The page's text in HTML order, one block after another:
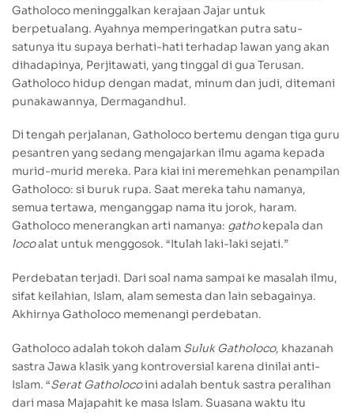
Gatholoco meninggalkan kerajaan Jajar untuk
berpetualang. Ayahnya memperingatkan putra satu-
satunya itu supaya berhati-hati terhadap lawan yang akan
dihadapinya, Perjitawati, yang tinggal di gua Terusan.
Gatholoco hidup dengan madat, minum dan judi, ditemani
punakawannya, Dermagandhul.
Di tengah perjalanan, Gatholoco bertemu dengan tiga guru
pesantren yang sedang mengajarkan ilmu agama kepada
murid-murid mereka. Para kiai ini meremehkan penampilan
Gatholoco: si buruk rupa. Saat mereka tahu namanya,
semua tertawa, menganggap nama itu jorok, haram.
Gatholoco menerangkan arti namanya: gathokepala dan
locoalat untuk menggosok. “Itulah laki-laki sejati.”
Perdebatan terjadi. Dari soal nama sampai ke masalah ilmu,
sifat keilahian, Islam, alam semesta dan lain sebagainya.
Akhirnya Gatholoco memenangi perdebatan.
Gatholoco adalah tokoh dalam Suluk Gatholoco, khazanah
sastra Jawa klasik yang kontroversial karena dinilai anti-
Islam. “Serat Gatholocoini adalah bentuk sastra peralihan
dari masa Majapahit ke masa Islam. Suasana waktu itu